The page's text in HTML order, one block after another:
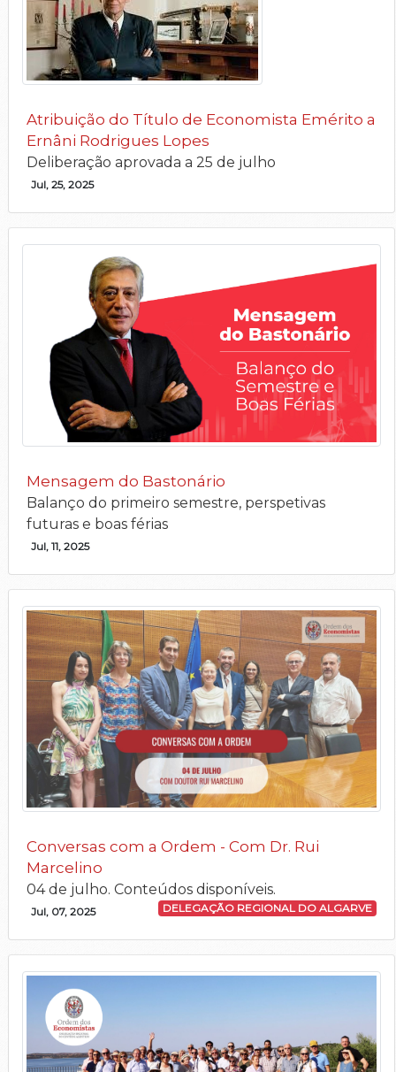
Atribuição do Título de Economista Emérito a
Ernâni Rodrigues Lopes
Deliberação aprovada a 25 de julho
Jul, 25, 2025
Mensagem do Bastonário
Balanço do primeiro semestre, perspetivas
futuras e boas férias
Jul, 11, 2025
Conversas com a Ordem - Com Dr. Rui
Marcelino
04 de julho. Conteúdos disponíveis.
Jul, 07, 2025 DELEGAÇÃO REGIONAL DO ALGARVE